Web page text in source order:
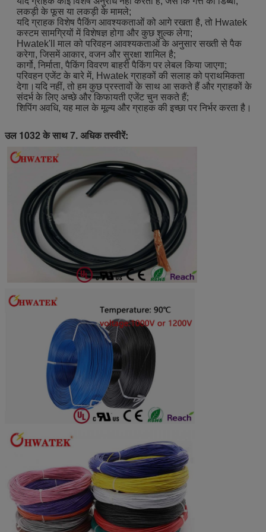
लकड़ी के फूस या लकड़ी के मामले;
यदि ग्राहक विशेष पैकिंग आवश्यकताओं को आगे रखता है, तो Hwatek
कस्टम सामग्रियों में विशेषज्ञ होगा और कुछ शुल्क लेगा;
Hwatek'll माल को परिवहन आवश्यकताओं के अनुसार सख्ती से पैक
करेगा, जिसमें आकार, वजन और सुरक्षा शामिल है;
कार्गो, निर्माता, पैकिंग विवरण बाहरी पैकिंग पर लेबल किया जाएगा;
परिवहन एजेंट के बारे में, Hwatek ग्राहकों की सलाह को प्राथमिकता
देगा।यदि नहीं, तो हम कुछ प्रस्तावों के साथ आ सकते हैं और ग्राहकों के
संदर्भ के लिए अच्छे और किफायती एजेंट चुन सकते हैं;
शिपिंग अवधि, यह माल के मूल्य और ग्राहक की इच्छा पर निर्भर करता है।
उल 1032 के साथ 7. अधिक तस्वीरें: